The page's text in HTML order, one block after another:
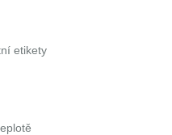
etikety